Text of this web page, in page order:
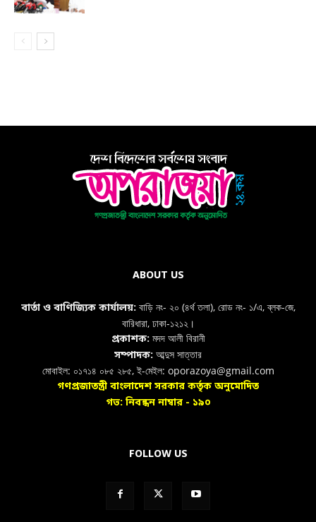
ABOUT US
বার্তা ও বাণিজ্যিক কার্যালয়: বাড়ি নং- ২০ (৪র্থ তলা), রোড নং- ১/এ, ব্লক-জে,
বারিধারা, ঢাকা-১২১২।
প্রকাশক:মদদ আলী বিরানী
সম্পাদক: আব্দুস সাত্তার
মোবাইল: ০১৭১৪ ০৮৫ ২৮৫, ই-মেইল: oporazoya@gmail.com
গণপ্রজাতন্ত্রী বাংলাদেশ সরকার কর্তৃক অনুমোদিত
গভ: নিবন্ধন নাম্বার - ১৯০
FOLLOW US